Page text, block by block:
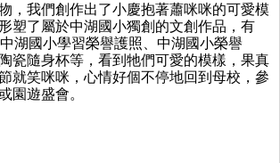
，我們創作出了小慶抱著蕭咪咪的可愛模
塑了屬於中湖國小獨創的文創作品，有
湖國小學習榮譽護照、中湖國小榮譽
瓷隨身杯等，看到牠們可愛的模樣，果真
就笑咪咪，心情好個不停地回到母校，參
園遊盛會。